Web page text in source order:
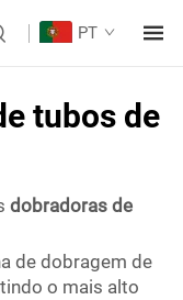
PT
tubos de
dobradoras de
de dobragem de
o mais alto